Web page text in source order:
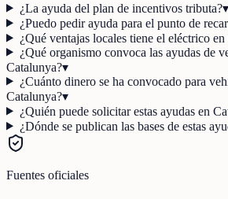
¿La ayuda del plan de incentivos tributa?▾
¿Puedo pedir ayuda para el punto de
¿Qué ventajas locales tiene el eléctrico
¿Qué organismo convoca las ayudas de
Catalunya?▾
¿Cuánto dinero se ha convocado para
Catalunya?▾
¿Quién puede solicitar estas ayudas en
¿Dónde se publican las bases de estas
Fuentes oficiales